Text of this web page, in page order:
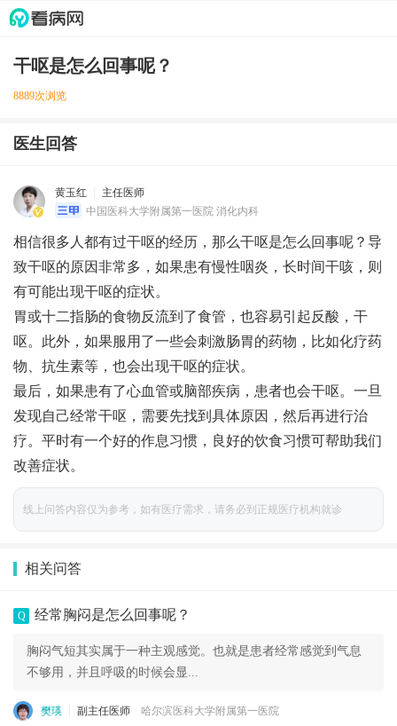
干呕是怎么回事呢？
8889次浏览
医生回答
黄玉红
主任医师
中国医科大学附属第一医院 消化内科
相信很多人都有过干呕的经历，那么干呕是怎么回事呢？导
致干呕的原因非常多，如果患有慢性咽炎，长时间干咳，则
有可能出现干呕的症状。
胃或十二指肠的食物反流到了食管，也容易引起反酸，干
呕。此外，如果服用了一些会刺激肠胃的药物，比如化疗药
物、抗生素等，也会出现干呕的症状。
最后，如果患有了心血管或脑部疾病，患者也会干呕。一旦
发现自己经常干呕，需要先找到具体原因，然后再进行治
疗。平时有一个好的作息习惯，良好的饮食习惯可帮助我们
改善症状。
线上问答内容仅为参考，如有医疗需求，请务必到正规医疗机构就诊
相关问答
Q 经常胸闷是怎么回事呢？
胸闷气短其实属于一种主观感觉。也就是患者经常感觉到气息
不够用，并且呼吸的时候会显...
樊瑛 副主任医师 哈尔滨医科大学附属第一医院